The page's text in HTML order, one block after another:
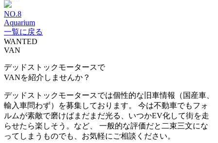
NO.8
Aquarium
一覧に戻る
WANTED
VAN
デッドストックモータースで
VANを紹介しませんか？
デッドストックモータースでは個性的な旧車情報（国産車、
輸入車問わず）を募集しております。 今は不動車でもフォ
ルムが素敵で磨けばまだまだ光る、いつかEV化して街を走
らせたら楽しそう。など、 一般的な評価だと二束三文にな
ってしまうものでも、お気軽にご相談ください。